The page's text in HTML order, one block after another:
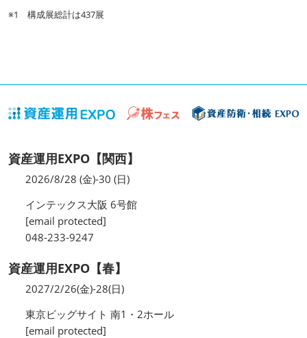
※1 構成展総計は437展
資産運用EXPO【関西】
2026/8/28 (金)-30 (日)
インテックス大阪 6号館
[email protected]
048-233-9247
資産運用EXPO【春】
2027/2/26(金)-28(日)
東京ビッグサイト 南1・2ホール
[email protected]